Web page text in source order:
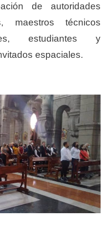
de autoridades
maestros técnicos
estudiantes y
espaciales.